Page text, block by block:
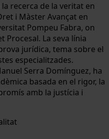
recerca de la veritat en
i Màster Avançat en
Pompeu Fabra, on
Procesal. La seva línia
jurídica, tema sobre el
especialitzades.
Serra Domínguez, ha
basada en el rigor, la
amb la justícia i